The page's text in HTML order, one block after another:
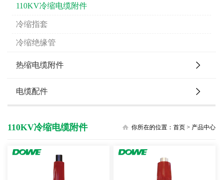
110KV冷缩电缆附件
冷缩指套
冷缩绝缘管
热缩电缆附件
电缆配件
110KV冷缩电缆附件 你所在的位置： 首页 > 产品中心